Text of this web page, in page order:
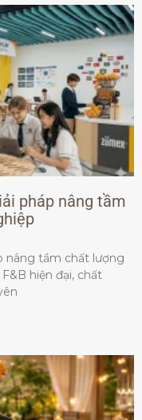
pháp nâng tầm
nâng tầm chất lượng
hiện đại, chất